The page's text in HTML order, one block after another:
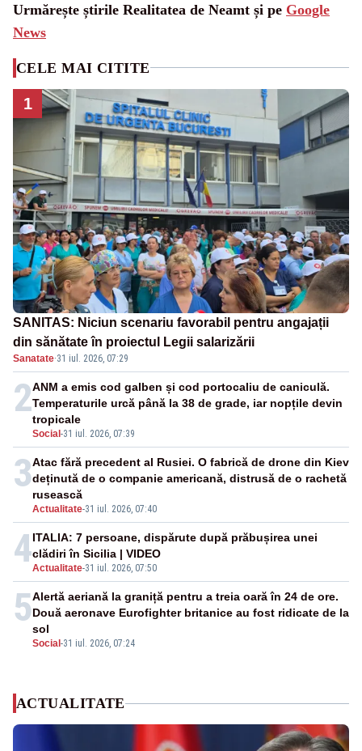
Urmărește știrile Realitatea de Neamt și pe Google
News
CELE MAI CITITE
1
SANITAS: Niciun scenariu favorabil pentru angajații
din sănătate în proiectul Legii salarizării
Sanatate·31 iul. 2026, 07:29
2
Social -31 iul. 2026, 07:39
ANM a emis cod galben și cod portocaliu de caniculă.
Temperaturile urcă până la 38 de grade, iar nopțile devin
tropicale
3
Actualitate-31 iul. 2026, 07:40
Atac fără precedent al Rusiei. O fabrică de drone din Kiev
deținută de o companie americană, distrusă de o rachetă
rusească
4Actualitate-31 iul. 2026, 07:50
ITALIA: 7 persoane, dispărute după prăbușirea unei
clădiri în Sicilia | VIDEO
5
Social -31 iul. 2026, 07:24
Alertă aeriană la graniță pentru a treia oară în 24 de ore.
Două aeronave Eurofighter britanice au fost ridicate de la
sol
ACTUALITATE